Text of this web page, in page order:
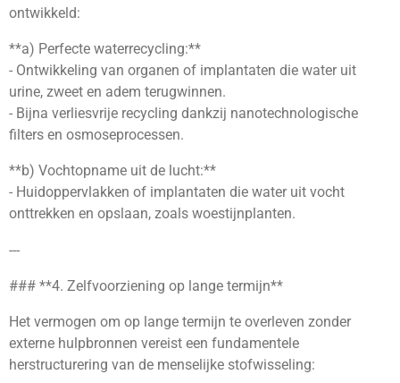
ontwikkeld:
**a) Perfecte waterrecycling:**
- Ontwikkeling van organen of implantaten die water uit
urine, zweet en adem terugwinnen.
- Bijna verliesvrije recycling dankzij nanotechnologische
filters en osmoseprocessen.
**b) Vochtopname uit de lucht:**
- Huidoppervlakken of implantaten die water uit vocht
onttrekken en opslaan, zoals woestijnplanten.
---
### **4. Zelfvoorziening op lange termijn**
Het vermogen om op lange termijn te overleven zonder
externe hulpbronnen vereist een fundamentele
herstructurering van de menselijke stofwisseling: